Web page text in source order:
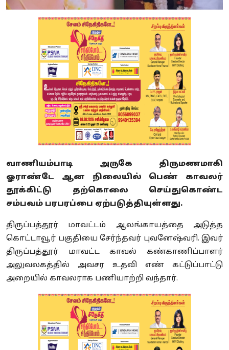
வாணியம்பாடி அருகே திருமணமாகி
ஓராண்டே ஆன நிலையில் பெண் காவலர்
தூக்கிட்டு தற்கொலை செய்துகொண்ட
சம்பவம் பரபரப்பை ஏற்படுத்தியுள்ளது.
திருப்பத்தூர் மாவட்டம் ஆலங்காயத்தை அடுத்த
கொட்டாவூர் பகுதியை சேர்ந்தவர் புவனேஷ்வரி. இவர்
திருப்பத்தூர் மாவட்ட காவல் கண்காணிப்பாளர்
அலுவலகத்தில் அவசர உதவி எண் கட்டுப்பாட்டு
அறையில் காவலராக பணியாற்றி வந்தார்.